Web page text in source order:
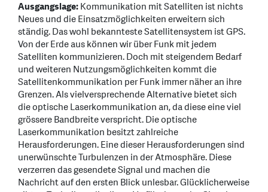
Ausgangslage:Kommunikation mit Satelliten ist nichts
Neues und die Einsatzmöglichkeiten erweitern sich
ständig. Das wohl bekannteste Satellitensystem ist GPS.
Von der Erde aus können wir über Funk mit jedem
Satelliten kommunizieren. Doch mit steigendem Bedarf
und weiteren Nutzungsmöglichkeiten kommt die
Satellitenkommunikation per Funk immer näher an ihre
Grenzen. Als vielversprechende Alternative bietet sich
die optische Laserkommunikation an, da diese eine viel
grössere Bandbreite verspricht. Die optische
Laserkommunikation besitzt zahlreiche
Herausforderungen. Eine dieser Herausforderungen sind
unerwünschte Turbulenzen in der Atmosphäre. Diese
verzerren das gesendete Signal und machen die
Nachricht auf den ersten Blick unlesbar. Glücklicherweise